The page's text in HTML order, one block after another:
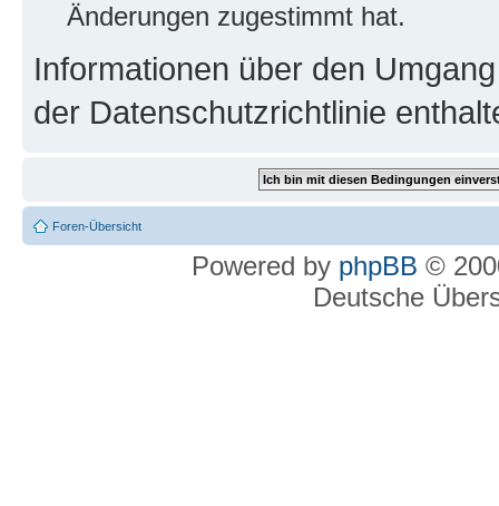
Änderungen zugestimmt hat.
Informationen über den
der Datenschutzrichtlinie
Foren-Übersicht
Powered by phpBB ©
Deutsche